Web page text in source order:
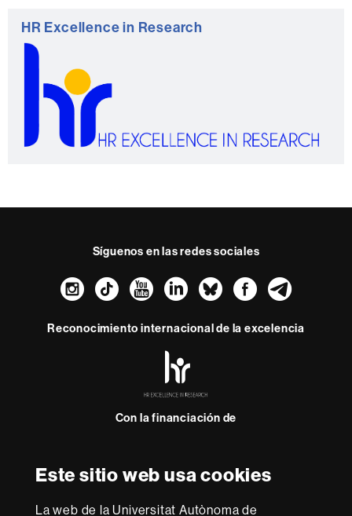
Este sitio web usa cookies
La web de la Universitat Autònoma de
Información
complementaria
HR Excellence in Research
Síguenos en las redes sociales
Instagram
TikTokYouTube
LinkedIn
Bluesky
Reconocimiento internacional de la excelencia
-
Con la financiación de
Sobre
esta